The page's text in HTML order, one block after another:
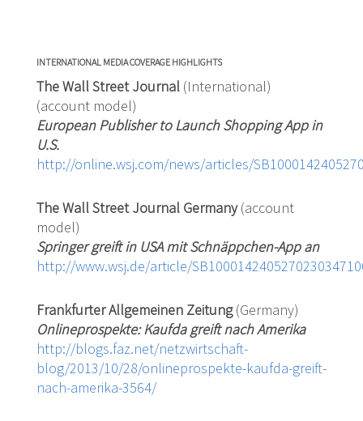
INTERNATIONAL MEDIA COVERAGE HIGHLIGHTS
The Wall Street Journal (International)
(account model)
European Publisher to Launch Shopping App in
U.S.
http://online.wsj.com/news/articles/
The Wall Street Journal Germany(account
model)
Springer greift in USA mit Schnäppchen-App an
http://www.wsj.de/article/
Frankfurter Allgemeinen Zeitung(Germany)
Onlineprospekte: Kaufda greift nach Amerika
http://blogs.faz.net/netzwirtschaft-
blog/2013/10/28/onlineprospekte-kaufda-greift-
nach-amerika-3564/